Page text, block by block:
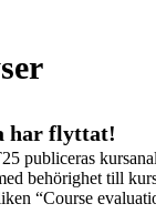
har flyttat!
publiceras
behörighet till
“Course